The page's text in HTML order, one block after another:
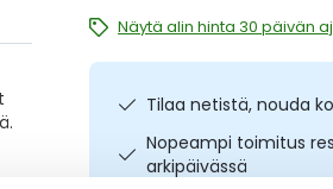
Näytä alin hinta 30 päivän
Tilaa netistä, nouda
Nopeampi toimitus
arkipäivässä